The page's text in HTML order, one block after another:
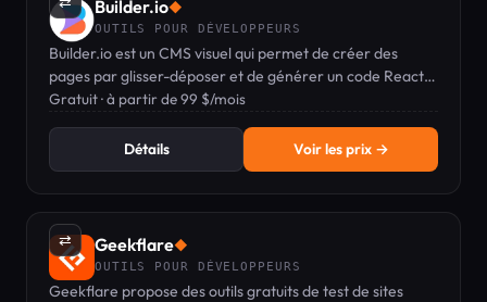
Builder.io◆
OUTILS POUR DÉVELOPPEURS
Builder.io est un CMS visuel qui permet de créer des
pages par glisser-déposer et de générer un code React
propre et prêt pour la production.
Gratuit · à partir de 99 $/mois
Détails Voir les prix →
⇄ Geekflare◆
OUTILS POUR DÉVELOPPEURS
Geekflare propose des outils gratuits de test de sites